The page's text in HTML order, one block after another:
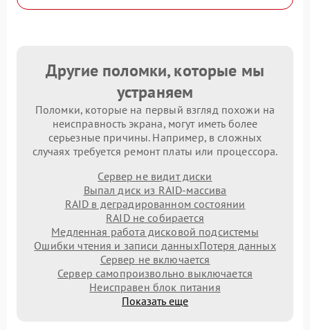
Другие поломки, которые мы
устраняем
Поломки, которые на первый взгляд похожи на
неисправность экрана, могут иметь более
серьезные причины. Например, в сложных
случаях требуется ремонт платы или процессора.
Сервер не видит диски
Выпал диск из RAID-массива
RAID в деградированном состоянии
RAID не собирается
Медленная работа дисковой подсистемы
Ошибки чтения и записи данныхПотеря данных
Сервер не включается
Сервер самопроизвольно выключается
Неисправен блок питания
Показать еще